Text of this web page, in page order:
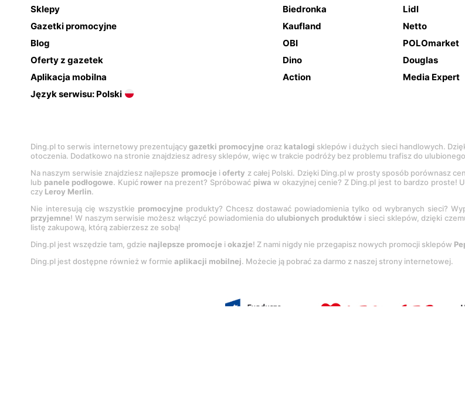
Sklepy
Gazetki promocyjne
Blog
Oferty z gazetek
Aplikacja mobilna
Język serwisu: Polski
Biedronka Lidl
Kaufland
Netto
OBI
POLOmarket
Dino
Douglas
Action
Media Expert
Ding.pl to serwis internetowy prezentującygazetki promocyjne oraz katalogi sklepów i dużych sieci handlowych.
otoczenia. Dodatkowo na stronie znajdziesz adresy sklepów, więc w trakcie podróży bez problemu trafisz do
Na naszym serwisie znajdziesz najlepsze promocje ioferty z całej Polski. Dzięki Ding.pl w prosty sposób porównasz
lub panele podłogowe. Kupić rower na prezent? Spróbować piwa w okazyjnej cenie? Z Ding.pl jest to bardzo proste!
czy Leroy Merlin.
Nie interesują cię wszystkie promocyjne produkty? Chcesz dostawać powiadomienia tylko od wybranych sieci?
przyjemne! W naszym serwisie możesz włączyć powiadomienia do ulubionych produktów i sieci sklepów, dzięki
listę zakupową, którą zabierzesz ze sobą!
Ding.pl jest wszędzie tam, gdzie najlepsze promocje i okazje! Z nami nigdy nie przegapisz nowych promocji sklepów
Ding.pl jest dostępne również w formie aplikacji mobilnej. Możecie ją pobrać za darmo z naszej strony internetowej.